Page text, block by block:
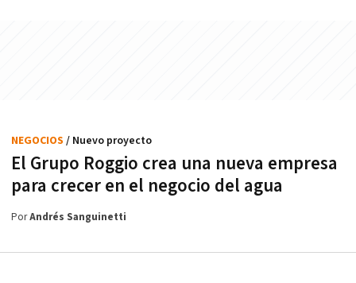
El Grupo Roggio crea una nueva empresa
para crecer en el negocio del agua
NEGOCIOS / Nuevo proyecto
PorAndrés Sanguinetti